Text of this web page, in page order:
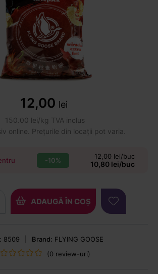
12,00 lei
150.00 lei/kg TVA inclus
online. Prețurile din locații pot varia.
-10% 12,00lei/buc
10,80 lei/buc
ADAUGĂ ÎN COȘ
8509 Brand: FLYING GOOSE
(0 review-uri)